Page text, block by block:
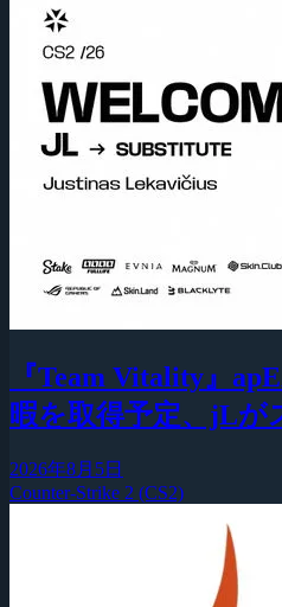
『Team Vitality』
暇を取得予定、jLが
2026年8月5日
Counter-Strike 2 (CS2)